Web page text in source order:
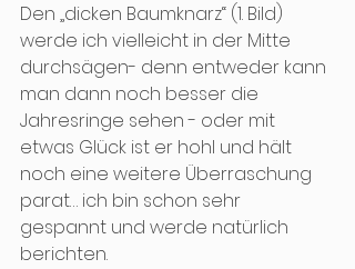
Den „dicken Baumknarz“ (1. Bild)
werde ich vielleicht in der Mitte
durchsägen- denn entweder kann
man dann noch besser die
Jahresringe sehen - oder mit
etwas Glück ist er hohl und hält
noch eine weitere Überraschung
parat… ich bin schon sehr
gespannt und werde natürlich
berichten.